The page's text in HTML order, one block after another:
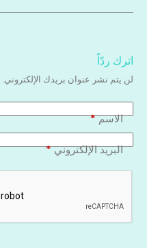
اترك ردّاً
لن يتم نشر عنوان بريدك الإلكتروني.
الاسم*
البريد الإلكتروني*